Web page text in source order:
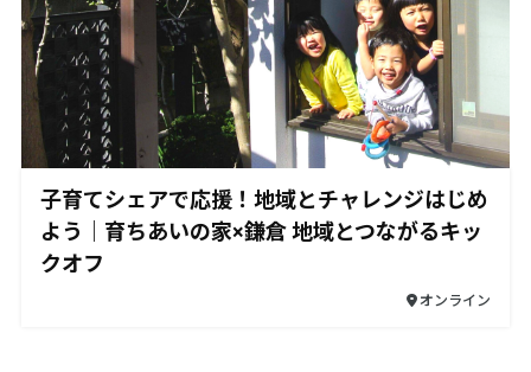
子育てシェアで応援！地域とチャレンジはじめ
よう｜育ちあいの家×鎌倉 地域とつながるキッ
クオフ
オンライン